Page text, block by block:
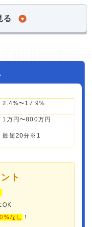
る
2.4%〜17.9%
1万円〜800万円
最短20分※1
ト
OK
なし ！